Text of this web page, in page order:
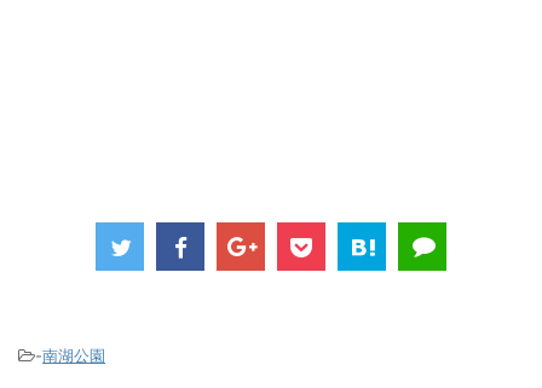
-南湖公園